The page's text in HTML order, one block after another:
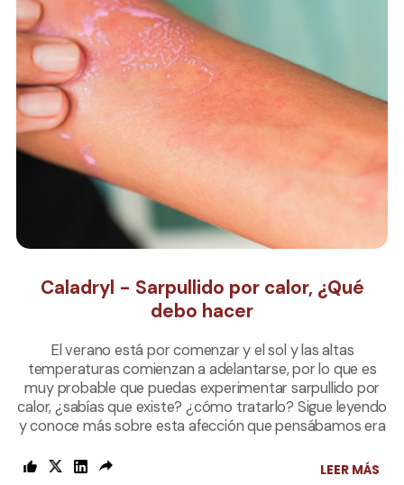
Caladryl - Sarpullido por calor, ¿Qué
debo hacer
El verano está por comenzar y el sol y las altas
temperaturas comienzan a adelantarse, por lo que es
muy probable que puedas experimentar sarpullido por
calor, ¿sabías que existe? ¿cómo tratarlo? Sigue leyendo
y conoce más sobre esta afección que pensábamos era
LEER MÁS